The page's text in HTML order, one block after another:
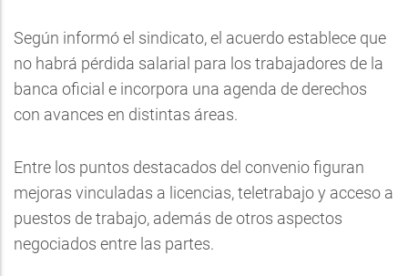
Según informó el sindicato, el acuerdo establece que
no habrá pérdida salarial para los trabajadores de la
banca oficial e incorpora una agenda de derechos
con avances en distintas áreas.
Entre los puntos destacados del convenio figuran
mejoras vinculadas a licencias, teletrabajo y acceso a
puestos de trabajo, además de otros aspectos
negociados entre las partes.